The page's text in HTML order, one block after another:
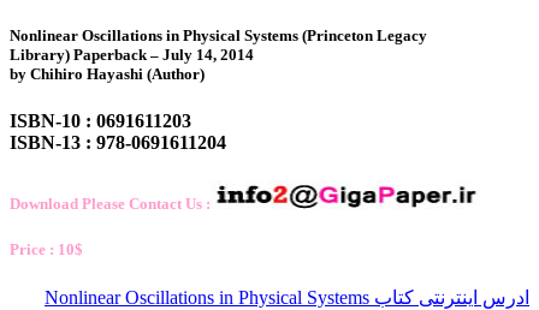
Nonlinear Oscillations in Physical Systems (Princeton Legacy
Library) Paperback – July 14, 2014
by Chihiro Hayashi (Author)
ISBN-10 : 0691611203
ISBN-13 : 978-0691611204
Download Please Contact Us :
Price : 10$
ادرس اینترنتی کتاب Nonlinear Oscillations in Physical Systems